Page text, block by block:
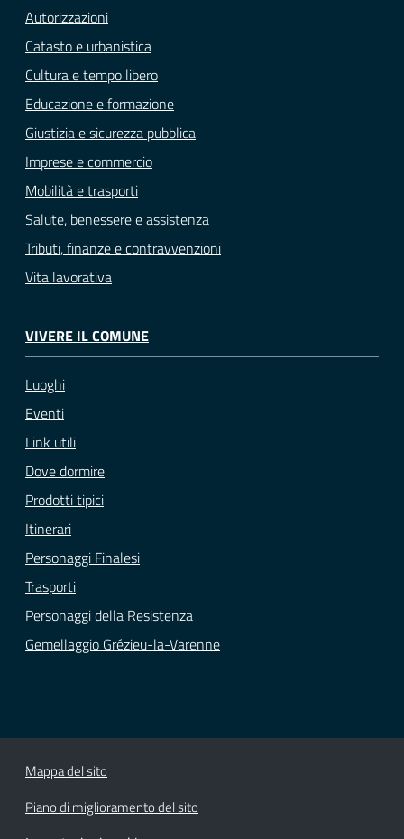
Autorizzazioni
Catasto e urbanistica
Cultura e tempo libero
Educazione e formazione
Giustizia e sicurezza pubblica
Imprese e commercio
Mobilità e trasporti
Salute, benessere e assistenza
Tributi, finanze e contravvenzioni
Vita lavorativa
VIVERE IL COMUNE
Luoghi
Eventi
Link utili
Dove dormire
Prodotti tipici
Itinerari
Personaggi Finalesi
Trasporti
Personaggi della Resistenza
Gemellaggio Grézieu-la-Varenne
Mappa del sito
Piano di miglioramento del sito